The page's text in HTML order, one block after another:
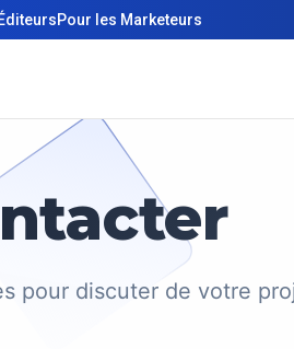
Pour les Marketeurs
pour discuter de votre